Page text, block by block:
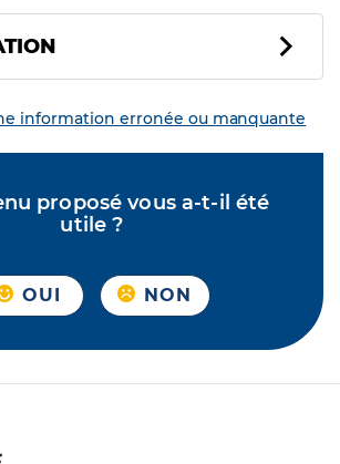
information erronée ou manquante
proposé vous a-t-il été
utile ?
OUI NON